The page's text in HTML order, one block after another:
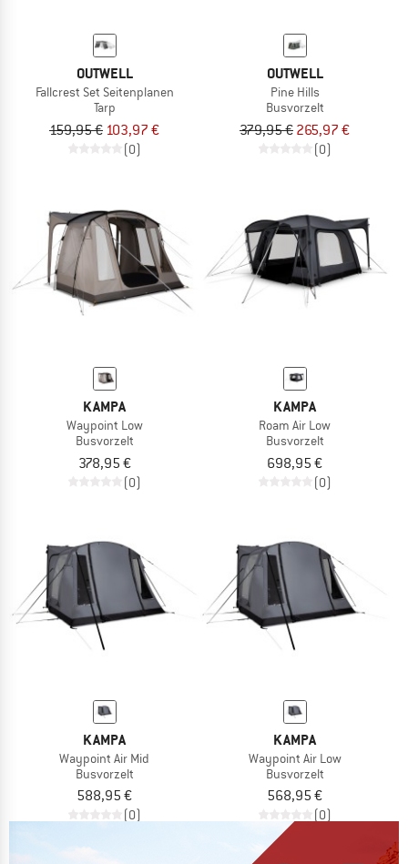
OUTWELL
Fallcrest Set Seitenplanen
Tarp
159,95 € 103,97 €
(0)
OUTWELL
Pine Hills
Busvorzelt
379,95 € 265,97 €
(0)
KAMPA
Waypoint Low
Busvorzelt
378,95 €
(0)
KAMPA
Roam Air Low
Busvorzelt
698,95 €
(0)
KAMPA
Waypoint Air Mid
Busvorzelt
588,95 €
(0)
KAMPA
Waypoint Air Low
Busvorzelt
568,95 €
(0)